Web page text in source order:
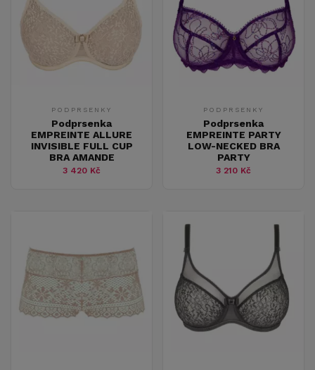
PODPRSENKY
Podprsenka
EMPREINTE ALLURE
INVISIBLE FULL CUP
BRA AMANDE
3 420 Kč
PODPRSENKY
Podprsenka
EMPREINTE PARTY
LOW-NECKED BRA
PARTY
3 210 Kč